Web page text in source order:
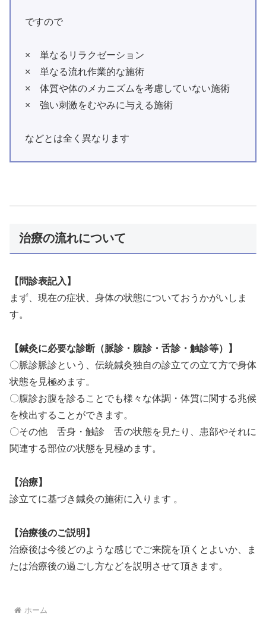
ですので
× 単なるリラクゼーション
× 単なる流れ作業的な施術
× 体質や体のメカニズムを考慮していない施術
× 強い刺激をむやみに与える施術
などとは全く異なります
治療の流れについて
【問診表記入】
まず、現在の症状、身体の状態についておうかがいしま
す。
【鍼灸に必要な診断（脈診・腹診・舌診・触診等）】
〇脈診脈診という、伝統鍼灸独自の診立ての立て方で身体
状態を見極めます。
〇腹診お腹を診ることでも様々な体調・体質に関する兆候
を検出することができます。
〇その他 舌身・触診 舌の状態を見たり、患部やそれに
関連する部位の状態を見極めます。
【治療】
診立てに基づき鍼灸の施術に入ります 。
【治療後のご説明】
治療後は今後どのような感じでご来院を頂くとよいか、ま
たは治療後の過ごし方などを説明させて頂きます。
ホーム